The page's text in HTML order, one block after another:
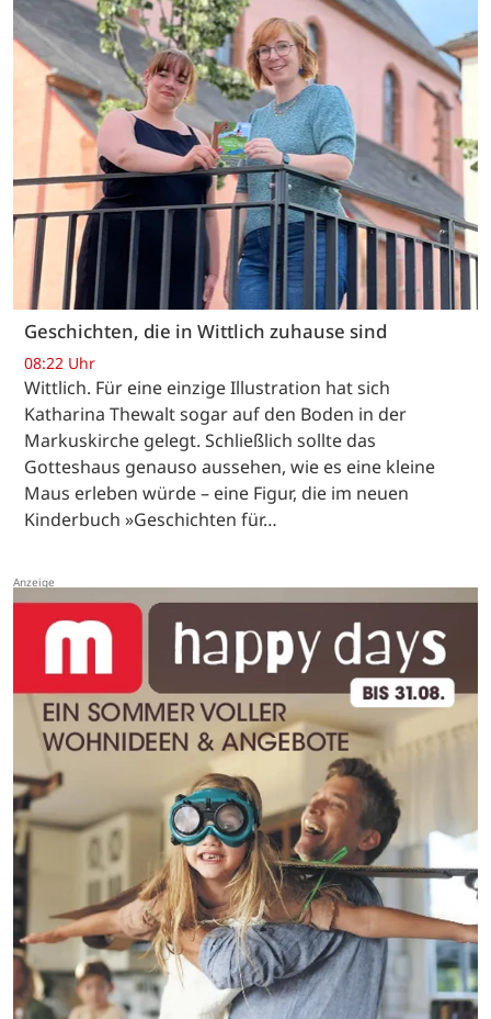
Geschichten, die in Wittlich zuhause sind
08:22 Uhr
Wittlich. Für eine einzige Illustration hat sich
Katharina Thewalt sogar auf den Boden in der
Markuskirche gelegt. Schließlich sollte das
Gotteshaus genauso aussehen, wie es eine kleine
Maus erleben würde – eine Figur, die im neuen
Kinderbuch »Geschichten für…